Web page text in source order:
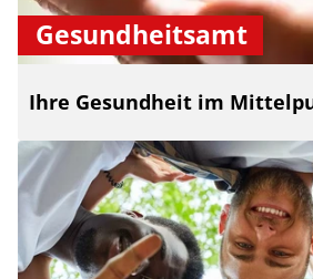
Gesundheitsamt
Ihre Gesundheit im